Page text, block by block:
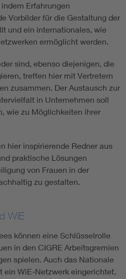
Erfahrungen
Vorbilder für die Gestaltung der
und ein internationales, wie
ermöglicht werden.
sind, ebenso diejenigen, die
treffen hier mit Vertretern
zusammen. Der Austausch zur
in Unternehmen soll
wie zu Möglichkeiten ihrer
hier inspirierende Redner aus
praktische Lösungen
von Frauen in der
zu gestalten.
WiE
können eine Schlüsselrolle
in den CIGRE Arbeitsgremien
spielen. Auch das Nationale
ein WiE-Netzwerk eingerichtet,